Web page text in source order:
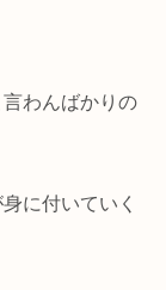
わんばかりの
に付いていく